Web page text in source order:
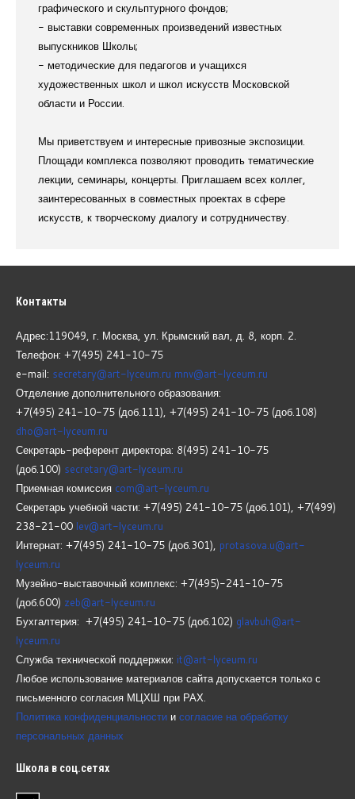
графического и скульптурного фондов;
- выставки современных произведений известных
выпускников Школы;
- методические для педагогов и учащихся
художественных школ и школ искусств Московской
области и России.
Мы приветствуем и интересные привозные экспозиции.
Площади комплекса позволяют проводить тематические
лекции, семинары, концерты. Приглашаем всех коллег,
заинтересованных в совместных проектах в сфере
искусств, к творческому диалогу и сотрудничеству.
Контакты
Адрес:119049, г. Москва, ул. Крымский вал, д. 8, корп. 2.
Телефон: +7(495) 241-10-75
e-mail: secretary@art-lyceum.ru mnv@art-lyceum.ru
Отделение дополнительного образования:
+7(495) 241-10-75 (доб.111), +7(495) 241-10-75 (доб.108)
dho@art-lyceum.ru
Секретарь-референт директора: 8(495) 241-10-75
(доб.100) secretary@art-lyceum.ru
Приемная комиссия com@art-lyceum.ru
Секретарь учебной части: +7(495) 241-10-75 (доб.101), +7(499)
238-21-00 lev@art-lyceum.ru
Интернат: +7(495) 241-10-75 (доб.301), protasova.u@art-
lyceum.ru
Музейно-выставочный комплекс: +7(495)-241-10-75
(доб.600) zeb@art-lyceum.ru
Бухгалтерия: +7(495) 241-10-75 (доб.102) glavbuh@art-
lyceum.ru
Служба технической поддержки: it@art-lyceum.ru
Любое использование материалов сайта допускается только с
письменного согласия МЦХШ при РАХ.
Политика конфиденциальности и согласие на обработку
персональных данных
Школа в соц.сетях